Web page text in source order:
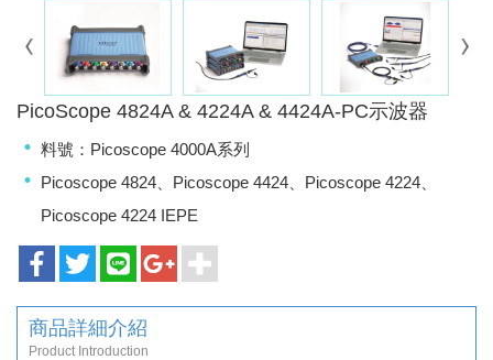
PicoScope 4824A & 4224A & 4424A-PC示波器
料號：Picoscope 4000A系列
Picoscope 4824、Picoscope 4424、Picoscope 4224、
Picoscope 4224 IEPE
商品詳細介紹
Product Introduction